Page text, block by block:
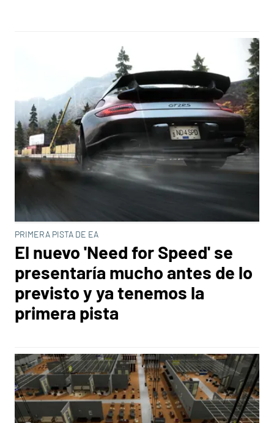
PRIMERA PISTA DE EA
El nuevo 'Need for Speed' se
presentaría mucho antes de lo
previsto y ya tenemos la
primera pista